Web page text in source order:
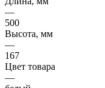
—
500
Высота, мм
—
167
Цвет товара
—